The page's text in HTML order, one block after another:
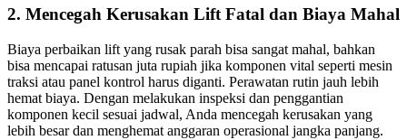
2. Mencegah Kerusakan Lift Fatal dan Biaya Mahal
Biaya perbaikan lift yang rusak parah bisa sangat mahal, bahkan
bisa mencapai ratusan juta rupiah jika komponen vital seperti mesin
traksi atau panel kontrol harus diganti. Perawatan rutin jauh lebih
hemat biaya. Dengan melakukan inspeksi dan penggantian
komponen kecil sesuai jadwal, Anda mencegah kerusakan yang
lebih besar dan menghemat anggaran operasional jangka panjang.